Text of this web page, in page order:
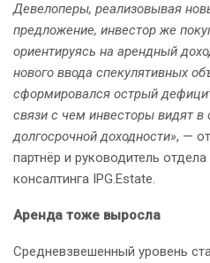
Девелоперы, реализовывая
предложение, инвестор же
ориентируясь на арендный
нового ввода спекулятивных
сформировался острый
связи с чем инвесторы видят в
долгосрочной доходности», —
партнёр и руководитель
консалтинга IPG.Estate.
Аренда тоже выросла
Средневзвешенный уровень